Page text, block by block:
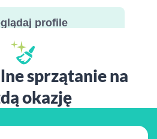
profile
sprzątanie na
okazję